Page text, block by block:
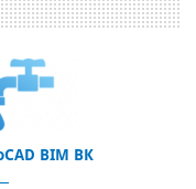
BIM ВК